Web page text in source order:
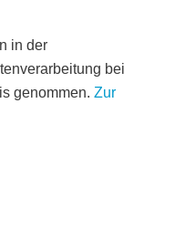
in der
bei
genommen. Zur